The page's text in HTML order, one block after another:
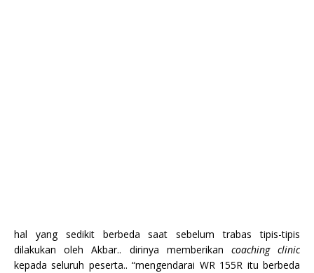
hal yang sedikit berbeda saat sebelum trabas tipis-tipis
dilakukan oleh Akbar.. dirinya memberikan coaching clinic
kepada seluruh peserta.. “mengendarai WR 155R itu berbeda